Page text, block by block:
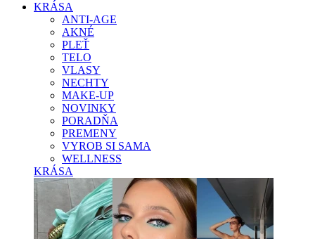
KRÁSA
ANTI-AGE
AKNÉ
PLEŤ
TELO
VLASY
NECHTY
MAKE-UP
NOVINKY
PORADŇA
PREMENY
VYROB SI SAMA
WELLNESS
KRÁSA